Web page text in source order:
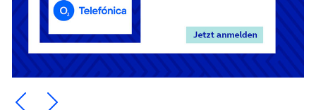
Ein Element zurück blättern
Ein Element weiter blättern